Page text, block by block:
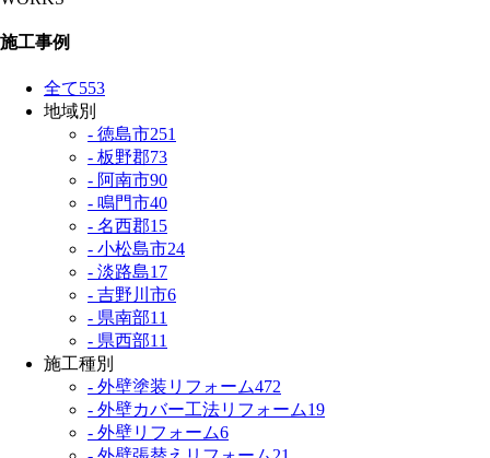
施工事例
全て553
地域別
- 徳島市251
- 板野郡73
- 阿南市90
- 鳴門市40
- 名西郡15
- 小松島市24
- 淡路島17
- 吉野川市6
- 県南部11
- 県西部11
施工種別
- 外壁塗装リフォーム472
- 外壁カバー工法リフォーム19
- 外壁リフォーム6